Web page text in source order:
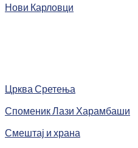
Нови Карловци
Црква Сретења
Споменик Лази Харамбаши
Смештај и храна